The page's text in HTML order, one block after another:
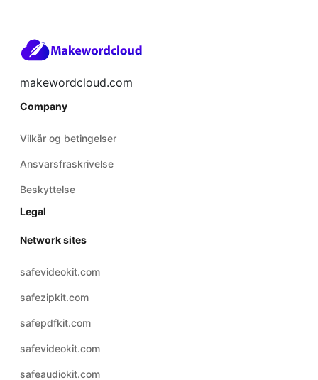
makewordcloud.com
Company
Vilkår og betingelser
Ansvarsfraskrivelse
Beskyttelse
Legal
Network sites
safevideokit.com
safezipkit.com
safepdfkit.com
safevideokit.com
safeaudiokit.com